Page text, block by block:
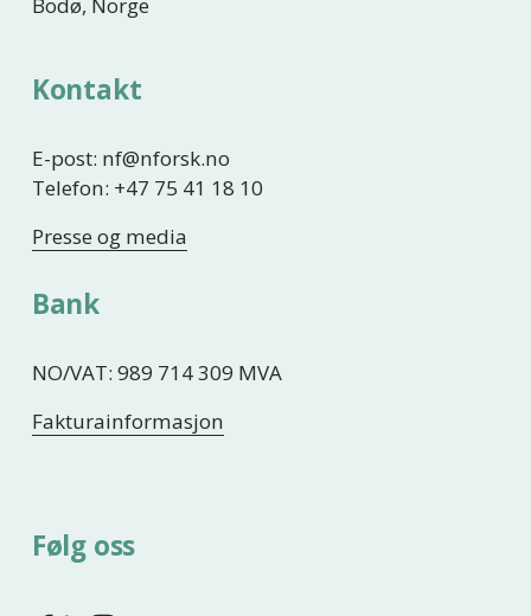
Kontakt
E-post: nf@nforsk.no
Telefon: +47 75 41 18 10
Presse og media
Bank
NO/VAT: 989 714 309 MVA
Fakturainformasjon
Følg oss